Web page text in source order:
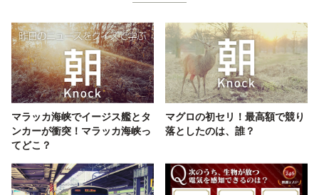
マラッカ海峡でイージス艦とタ
ンカーが衝突！マラッカ海峡っ
てどこ？
マグロの初セリ！最高額で競り
落としたのは、誰？